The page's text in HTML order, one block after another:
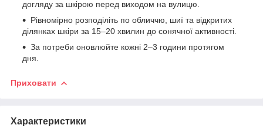
догляду за шкірою перед виходом на вулицю.
Рівномірно розподіліть по обличчю, шиї та відкритих
ділянках шкіри за 15–20 хвилин до сонячної активності.
За потреби оновлюйте кожні 2–3 години протягом
дня.
Приховати
Характеристики